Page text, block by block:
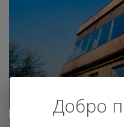
Добро